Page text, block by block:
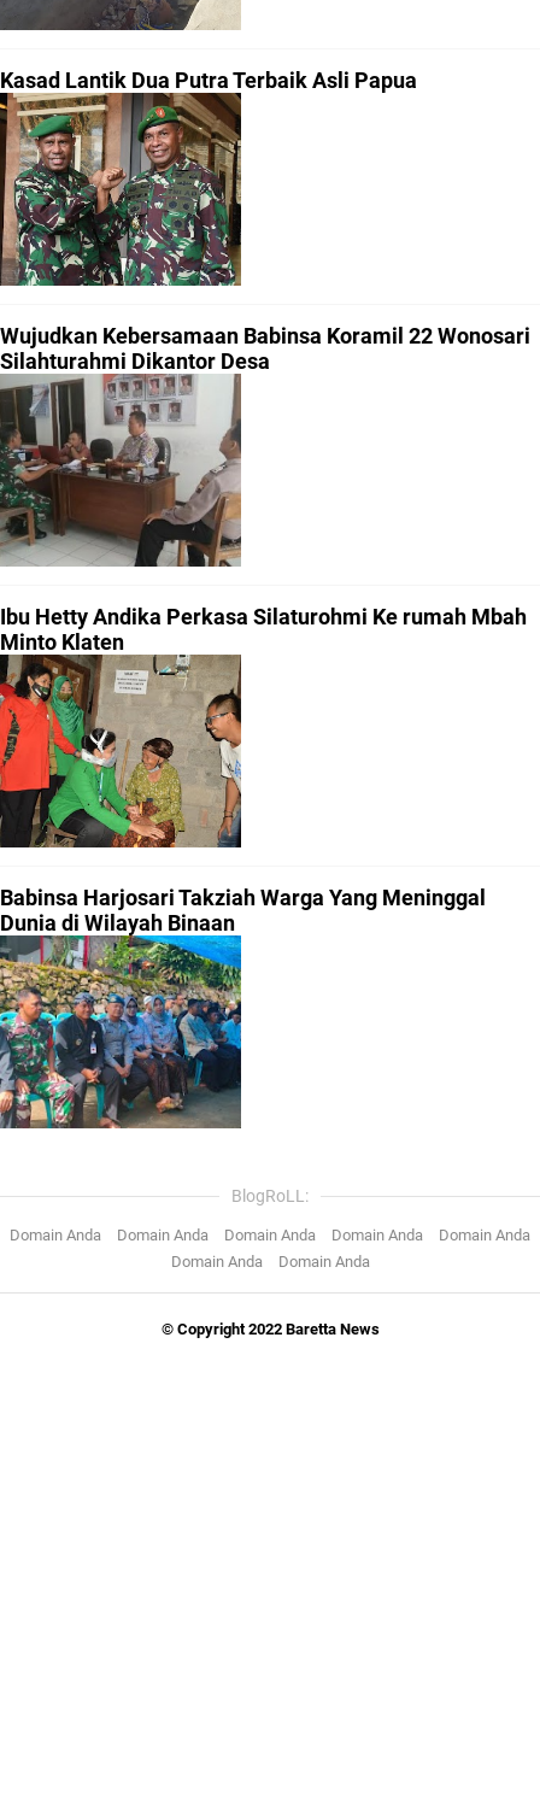
Kasad Lantik Dua Putra Terbaik Asli Papua
Wujudkan Kebersamaan Babinsa Koramil 22 Wonosari
Silahturahmi Dikantor Desa
Ibu Hetty Andika Perkasa Silaturohmi Ke rumah Mbah
Minto Klaten
Babinsa Harjosari Takziah Warga Yang Meninggal
Dunia di Wilayah Binaan
BlogRoLL:
Domain Anda Domain Anda Domain Anda Domain Anda
Domain Anda
Domain Anda
Domain Anda
© Copyright 2022 Baretta News